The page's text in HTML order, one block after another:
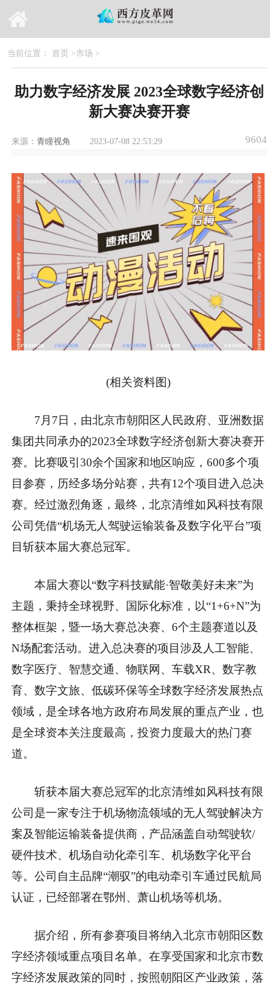
当前位置： 首页 >市场 >
助力数字经济发展 2023全球数字经济创
新大赛决赛开赛
来源： 青瞳视角 2023-07-08 22:53:29 9604
(相关资料图)
7月7日，由北京市朝阳区人民政府、亚洲数据
集团共同承办的2023全球数字经济创新大赛决赛开
赛。比赛吸引30余个国家和地区响应，600多个项
目参赛，历经多场分站赛，共有12个项目进入总决
赛。经过激烈角逐，最终，北京清维如风科技有限
公司凭借“机场无人驾驶运输装备及数字化平台”项
目斩获本届大赛总冠军。
本届大赛以“数字科技赋能·智敬美好未来”为
主题，秉持全球视野、国际化标准，以“1+6+N”为
整体框架，暨一场大赛总决赛、6个主题赛道以及
N场配套活动。进入总决赛的项目涉及人工智能、
数字医疗、智慧交通、物联网、车载XR、数字教
育、数字文旅、低碳环保等全球数字经济发展热点
领域，是全球各地方政府布局发展的重点产业，也
是全球资本关注度最高，投资力度最大的热门赛
道。
斩获本届大赛总冠军的北京清维如风科技有限
公司是一家专注于机场物流领域的无人驾驶解决方
案及智能运输装备提供商，产品涵盖自动驾驶软/
硬件技术、机场自动化牵引车、机场数字化平台
等。公司自主品牌“潮驭”的电动牵引车通过民航局
认证，已经部署在鄂州、萧山机场等机场。
据介绍，所有参赛项目将纳入北京市朝阳区数
字经济领域重点项目名单。在享受国家和北京市数
字经济发展政策的同时，按照朝阳区产业政策，落